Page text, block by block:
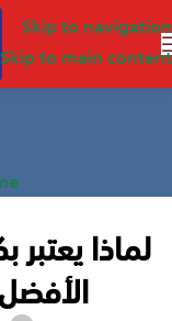
Skip to navigation
Skip to main content
لماذا يعتبر